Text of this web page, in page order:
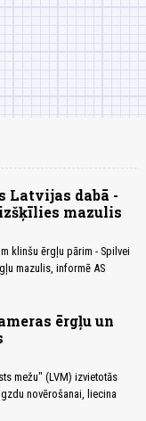
Latvijas dabā -
mazulis
klinšu ērgļu pārim - Spilvei
mazulis, informē AS
ērgļu un
mežu" (LVM) izvietotās
novērošanai, liecina